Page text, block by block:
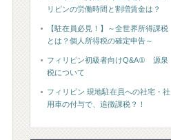
リピンの労働時間と割増賃金は？
【駐在員必見！】～全世界所得課税
とは？個人所得税の確定申告～
フィリピン初級者向けQ&A① 源泉
税について
フィリピン 現地駐在員への社宅・社
用車の付与で、追徴課税？！